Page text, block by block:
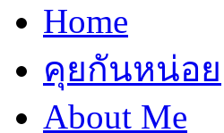
Home
คุยกันหน่อย
About Me